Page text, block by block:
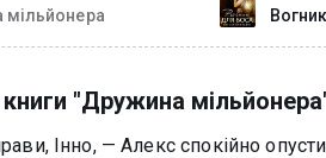
"Дружина
Інно, — Алекс спокійно